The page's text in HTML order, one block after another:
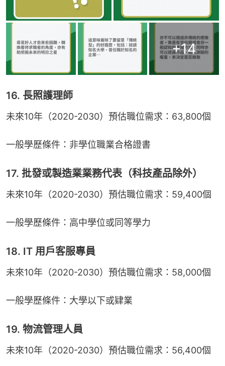
+14
16. 長照護理師
未來10年（2020-2030）預估職位需求：63,800個
一般學歷條件：非學位職業合格證書
17. 批發或製造業業務代表（科技產品除外）
未來10年（2020-2030）預估職位需求：59,400個
一般學歷條件：高中學位或同等學力
18. IT 用戶客服專員
未來10年（2020-2030）預估職位需求：58,000個
一般學歷條件：大學以下或肄業
19. 物流管理人員
未來10年（2020-2030）預估職位需求：56,400個